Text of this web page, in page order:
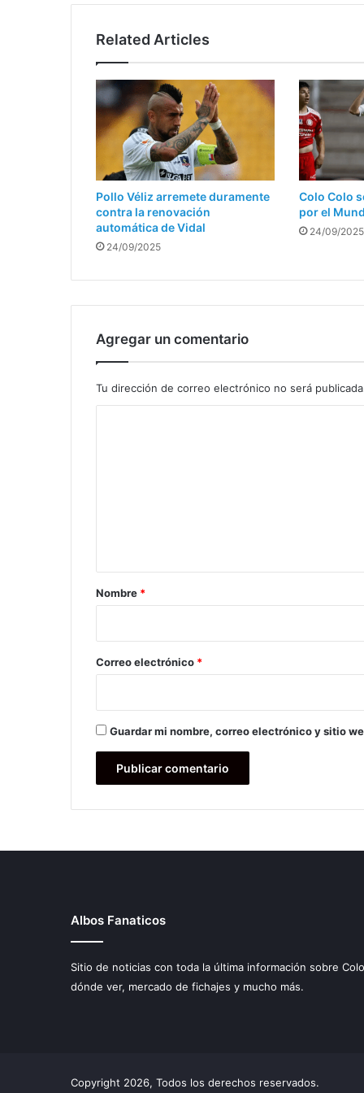
Related Articles
Pollo Véliz arremete duramente
contra la renovación
automática de Vidal
24/09/2025
Colo Colo
por el
24/09/2025
Agregar un comentario
Tu dirección de correo electrónico no será
r
*
Nombre *
Correo electrónico *
Guardar mi nombre, correo electrónico y sitio
Albos Fanaticos
Sitio de noticias con toda la última información sobre
dónde ver, mercado de fichajes y mucho más.
Copyright 2026, Todos los derechos reservados.